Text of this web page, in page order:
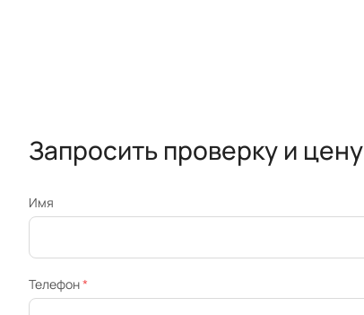
Запросить проверку и цену
Имя
Телефон*